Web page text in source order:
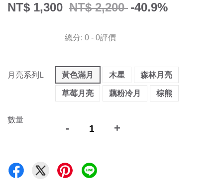
NT$ 1,300 NT$ 2,200 -40.9%
總分: 0 - 0評價
月亮系列L 黃色滿月 木星 森林月亮
草莓月亮 藕粉冷月 棕熊
數量
- +